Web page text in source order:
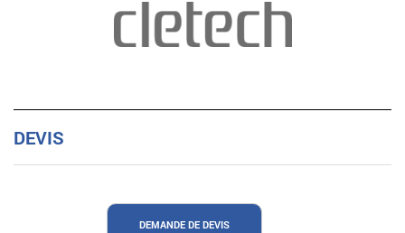
DEVIS
DEMANDE DE DEVIS